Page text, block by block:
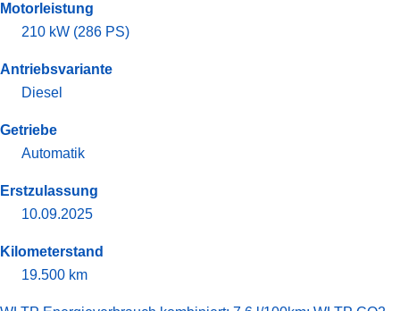
Motorleistung
210 kW (286 PS)
Antriebsvariante
Diesel
Getriebe
Automatik
Erstzulassung
10.09.2025
Kilometerstand
19.500 km